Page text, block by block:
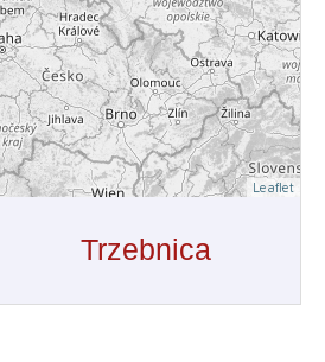
Leaflet
Trzebnica